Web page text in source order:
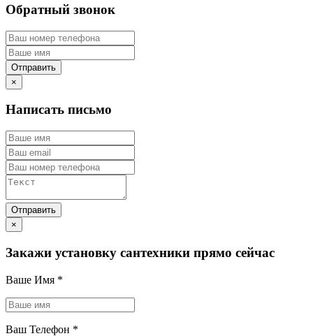
Обратный звонок
×
Написать письмо
×
Закажи установку сантехники прямо сейчас
Ваше Имя *
Ваш Телефон *